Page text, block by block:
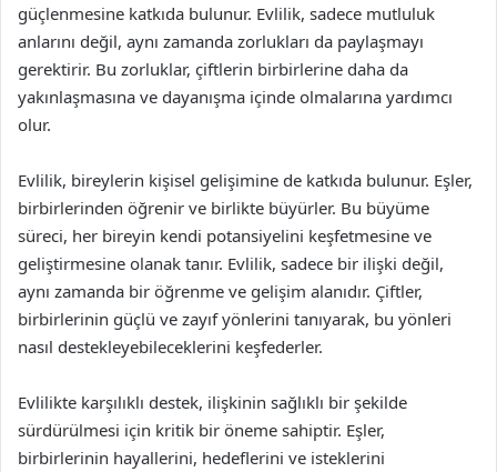
güçlenmesine katkıda bulunur. Evlilik, sadece mutluluk
anlarını değil, aynı zamanda zorlukları da paylaşmayı
gerektirir. Bu zorluklar, çiftlerin birbirlerine daha da
yakınlaşmasına ve dayanışma içinde olmalarına yardımcı
olur.
Evlilik, bireylerin kişisel gelişimine de katkıda bulunur. Eşler,
birbirlerinden öğrenir ve birlikte büyürler. Bu büyüme
süreci, her bireyin kendi potansiyelini keşfetmesine ve
geliştirmesine olanak tanır. Evlilik, sadece bir ilişki değil,
aynı zamanda bir öğrenme ve gelişim alanıdır. Çiftler,
birbirlerinin güçlü ve zayıf yönlerini tanıyarak, bu yönleri
nasıl destekleyebileceklerini keşfederler.
Evlilikte karşılıklı destek, ilişkinin sağlıklı bir şekilde
sürdürülmesi için kritik bir öneme sahiptir. Eşler,
birbirlerinin hayallerini, hedeflerini ve isteklerini